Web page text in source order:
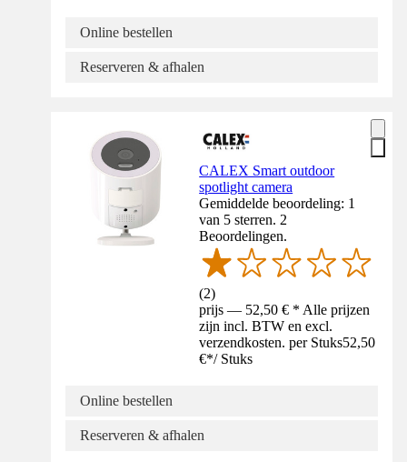
Online bestellen
Reserveren & afhalen
CALEX Smart outdoor
spotlight camera
Gemiddelde beoordeling: 1
van 5 sterren. 2
Beoordelingen.
(2)
prijs — 52,50 € * Alle prijzen
zijn incl. BTW en excl.
verzendkosten. per Stuks52,50
€*/ Stuks
Online bestellen
Reserveren & afhalen